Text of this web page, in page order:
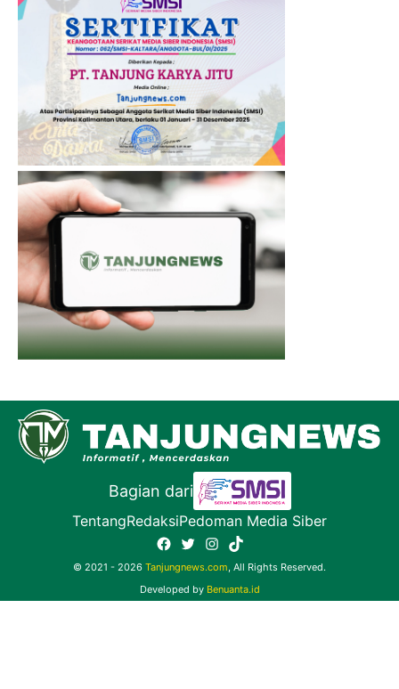
Bagian dari
TentangRedaksiPedoman Media Siber
Facebook
TwitterInstagram
TikTok
© 2021 - 2026 Tanjungnews.com, All Rights Reserved.
Developed by Benuanta.id